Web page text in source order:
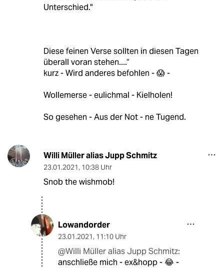
Unterschied."
Diese feinen Verse sollten in diesen Tagen
überall voran stehen....“
kurz - Wird anderes befohlen - 😱 -
Wollemerse - eulichmal - Kielholen!
So gesehen - Aus der Not - ne Tugend.
Willi Müller alias Jupp Schmitz
23.01.2021, 10:38 Uhr
Snob the wishmob!
Lowandorder
23.01.2021, 11:10 Uhr
@Willi Müller alias Jupp Schmitz:
anschließe mich - ex&hopp - 😂 -